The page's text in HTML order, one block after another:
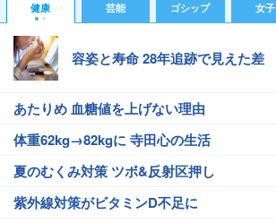
健康 芸能 ゴシップ 女子
容姿と寿命 28年追跡で見えた差
あたりめ 血糖値を上げない理由
体重62kg→82kgに 寺田心の生活
夏のむくみ対策 ツボ&反射区押し
紫外線対策がビタミンD不足に